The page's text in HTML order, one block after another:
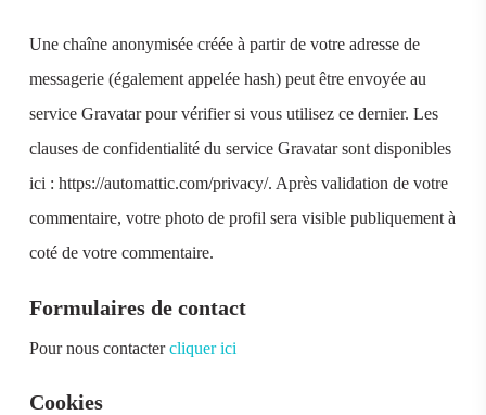
Une chaîne anonymisée créée à partir de votre adresse de
messagerie (également appelée hash) peut être envoyée au
service Gravatar pour vérifier si vous utilisez ce dernier. Les
clauses de confidentialité du service Gravatar sont disponibles
ici : https://automattic.com/privacy/. Après validation de votre
commentaire, votre photo de profil sera visible publiquement à
coté de votre commentaire.
Formulaires de contact
Pour nous contactercliquer ici
Cookies